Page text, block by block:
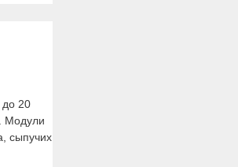
до 20
Модули
сыпучих